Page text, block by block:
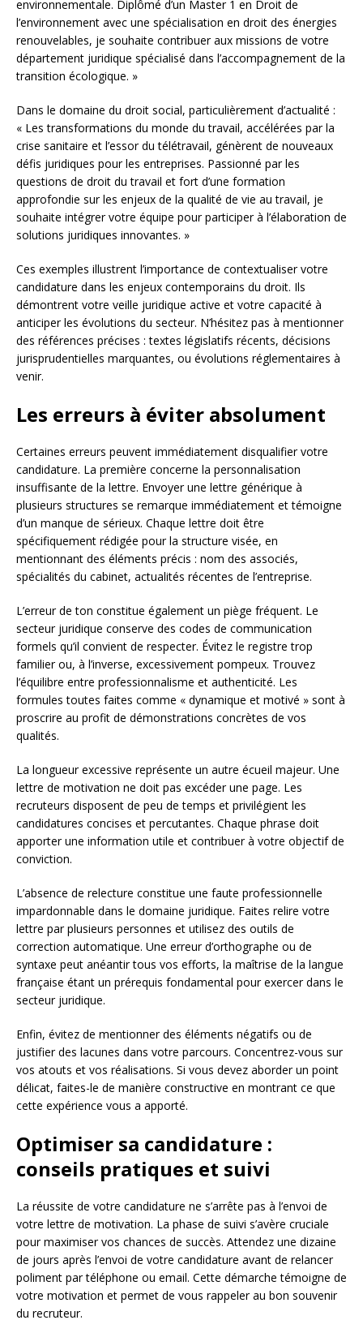
environnementale. Diplômé d’un Master 1 en Droit de
l’environnement avec une spécialisation en droit des énergies
renouvelables, je souhaite contribuer aux missions de votre
département juridique spécialisé dans l’accompagnement de la
transition écologique. »
Dans le domaine du droit social, particulièrement d’actualité :
« Les transformations du monde du travail, accélérées par la
crise sanitaire et l’essor du télétravail, génèrent de nouveaux
défis juridiques pour les entreprises. Passionné par les
questions de droit du travail et fort d’une formation
approfondie sur les enjeux de la qualité de vie au travail, je
souhaite intégrer votre équipe pour participer à l’élaboration de
solutions juridiques innovantes. »
Ces exemples illustrent l’importance de contextualiser votre
candidature dans les enjeux contemporains du droit. Ils
démontrent votre veille juridique active et votre capacité à
anticiper les évolutions du secteur. N’hésitez pas à mentionner
des références précises : textes législatifs récents, décisions
jurisprudentielles marquantes, ou évolutions réglementaires à
venir.
Les erreurs à éviter absolument
Certaines erreurs peuvent immédiatement disqualifier votre
candidature. La première concerne la personnalisation
insuffisante de la lettre. Envoyer une lettre générique à
plusieurs structures se remarque immédiatement et témoigne
d’un manque de sérieux. Chaque lettre doit être
spécifiquement rédigée pour la structure visée, en
mentionnant des éléments précis : nom des associés,
spécialités du cabinet, actualités récentes de l’entreprise.
L’erreur de ton constitue également un piège fréquent. Le
secteur juridique conserve des codes de communication
formels qu’il convient de respecter. Évitez le registre trop
familier ou, à l’inverse, excessivement pompeux. Trouvez
l’équilibre entre professionnalisme et authenticité. Les
formules toutes faites comme « dynamique et motivé » sont à
proscrire au profit de démonstrations concrètes de vos
qualités.
La longueur excessive représente un autre écueil majeur. Une
lettre de motivation ne doit pas excéder une page. Les
recruteurs disposent de peu de temps et privilégient les
candidatures concises et percutantes. Chaque phrase doit
apporter une information utile et contribuer à votre objectif de
conviction.
L’absence de relecture constitue une faute professionnelle
impardonnable dans le domaine juridique. Faites relire votre
lettre par plusieurs personnes et utilisez des outils de
correction automatique. Une erreur d’orthographe ou de
syntaxe peut anéantir tous vos efforts, la maîtrise de la langue
française étant un prérequis fondamental pour exercer dans le
secteur juridique.
Enfin, évitez de mentionner des éléments négatifs ou de
justifier des lacunes dans votre parcours. Concentrez-vous sur
vos atouts et vos réalisations. Si vous devez aborder un point
délicat, faites-le de manière constructive en montrant ce que
cette expérience vous a apporté.
Optimiser sa candidature :
conseils pratiques et suivi
La réussite de votre candidature ne s’arrête pas à l’envoi de
votre lettre de motivation. La phase de suivi s’avère cruciale
pour maximiser vos chances de succès. Attendez une dizaine
de jours après l’envoi de votre candidature avant de relancer
poliment par téléphone ou email. Cette démarche témoigne de
votre motivation et permet de vous rappeler au bon souvenir
du recruteur.